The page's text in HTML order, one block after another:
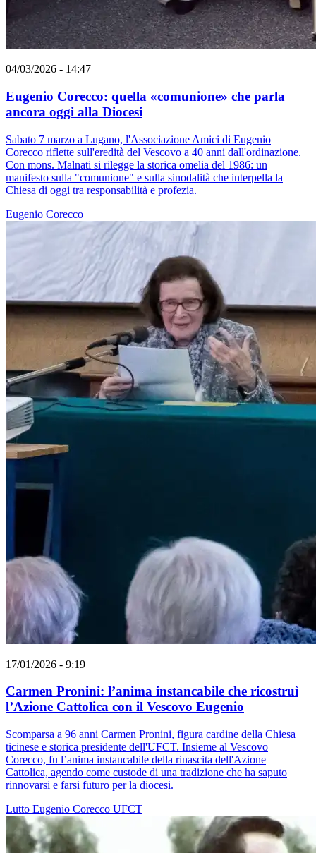
04/03/2026 - 14:47
Eugenio Corecco: quella «comunione» che parla
ancora oggi alla Diocesi
Sabato 7 marzo a Lugano, l'Associazione Amici di Eugenio
Corecco riflette sull'eredità del Vescovo a 40 anni dall'ordinazione.
Con mons. Malnati si rilegge la storica omelia del 1986: un
manifesto sulla "comunione" e sulla sinodalità che interpella la
Chiesa di oggi tra responsabilità e profezia.
Eugenio Corecco
17/01/2026 - 9:19
Carmen Pronini: l’anima instancabile che ricostruì
l’Azione Cattolica con il Vescovo Eugenio
Scomparsa a 96 anni Carmen Pronini, figura cardine della Chiesa
ticinese e storica presidente dell'UFCT. Insieme al Vescovo
Corecco, fu l’anima instancabile della rinascita dell'Azione
Cattolica, agendo come custode di una tradizione che ha saputo
rinnovarsi e farsi futuro per la diocesi.
Lutto Eugenio Corecco UFCT